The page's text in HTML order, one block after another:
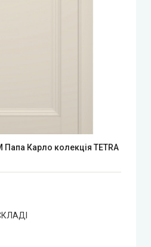
Папа Карло колекція TETRA